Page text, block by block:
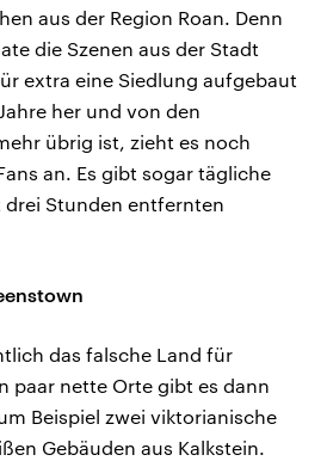
aus der Region Roan. Denn
die Szenen aus der Stadt
extra eine Siedlung aufgebaut
her und von den
übrig ist, zieht es noch
an. Es gibt sogar tägliche
drei Stunden entfernten
das falsche Land für
paar nette Orte gibt es dann
Beispiel zwei viktorianische
Gebäuden aus Kalkstein.